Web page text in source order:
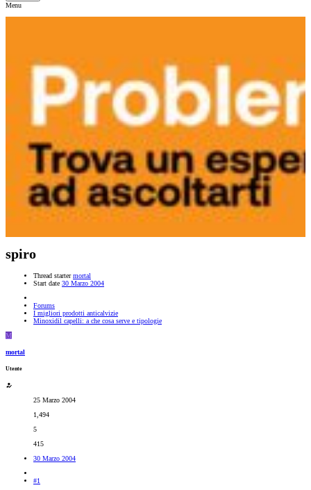
Menu
spiro
Thread starter mortal
Start date 30 Marzo 2004
Forums
I migliori prodotti anticalvizie
Minoxidil capelli: a che cosa serve e tipologie
M
mortal
Utente
25 Marzo 2004
1,494
5
415
30 Marzo 2004
#1